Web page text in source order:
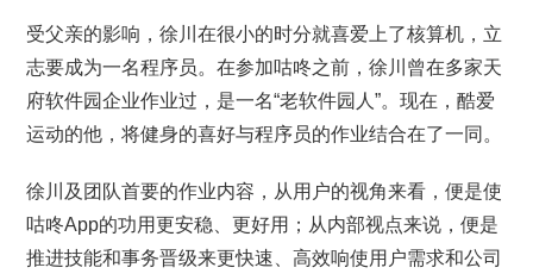
受父亲的影响，徐川在很小的时分就喜爱上了核算机，立
志要成为一名程序员。在参加咕咚之前，徐川曾在多家天
府软件园企业作业过，是一名“老软件园人”。现在，酷爱
运动的他，将健身的喜好与程序员的作业结合在了一同。
徐川及团队首要的作业内容，从用户的视角来看，便是使
咕咚App的功用更安稳、更好用；从内部视点来说，便是
推进技能和事务晋级来更快速、高效响使用户需求和公司